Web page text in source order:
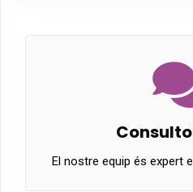
El nostre equip és expert